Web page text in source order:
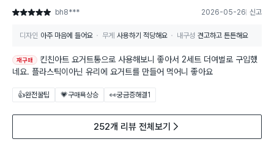
별점 5점 bh8*** 2026-05-26 신고
디자인 아주 마음에 들어요 무게 사용하기 적당해요 내구성 견고하고 튼튼해요
재구매
킨친아트 요거트통으로 사용해보니 좋아서 2세트 더여벌로 구입했
네요. 플라스틱이아닌 유리에 요거트를 만들어 먹어니 좋아요
👍완전꿀팁 💗구매욕상승 👀궁금증해결1
252개 리뷰 전체보기